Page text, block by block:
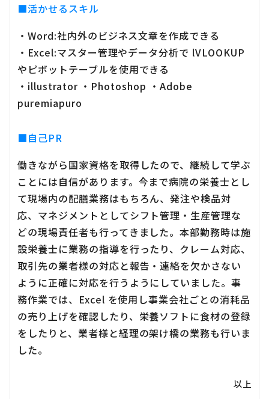
■活かせるスキル
・Word:社内外のビジネス文章を作成できる
・Excel:マスター管理やデータ分析で lVLOOKUP
やピボットテーブルを使用できる
・illustrator ・Photoshop ・Adobe
puremiapuro
■自己PR
働きながら国家資格を取得したので、継続して学ぶ
ことには自信があります。今まで病院の栄養士とし
て現場内の配膳業務はもちろん、発注や検品対
応、マネジメントとしてシフト管理・生産管理な
どの現場責任者も行ってきました。本部勤務時は施
設栄養士に業務の指導を行ったり、クレーム対応、
取引先の業者様の対応と報告・連絡を欠かさない
ように正確に対応を行うようにしていました。事
務作業では、Excel を使用し事業会社ごとの消耗品
の売り上げを確認したり、栄養ソフトに食材の登録
をしたりと、業者様と経理の架け橋の業務も行いま
した。
以上